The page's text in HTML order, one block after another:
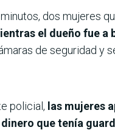
dos mujeres
el dueño fue
de seguridad y
policial, las mujeres
que tenía